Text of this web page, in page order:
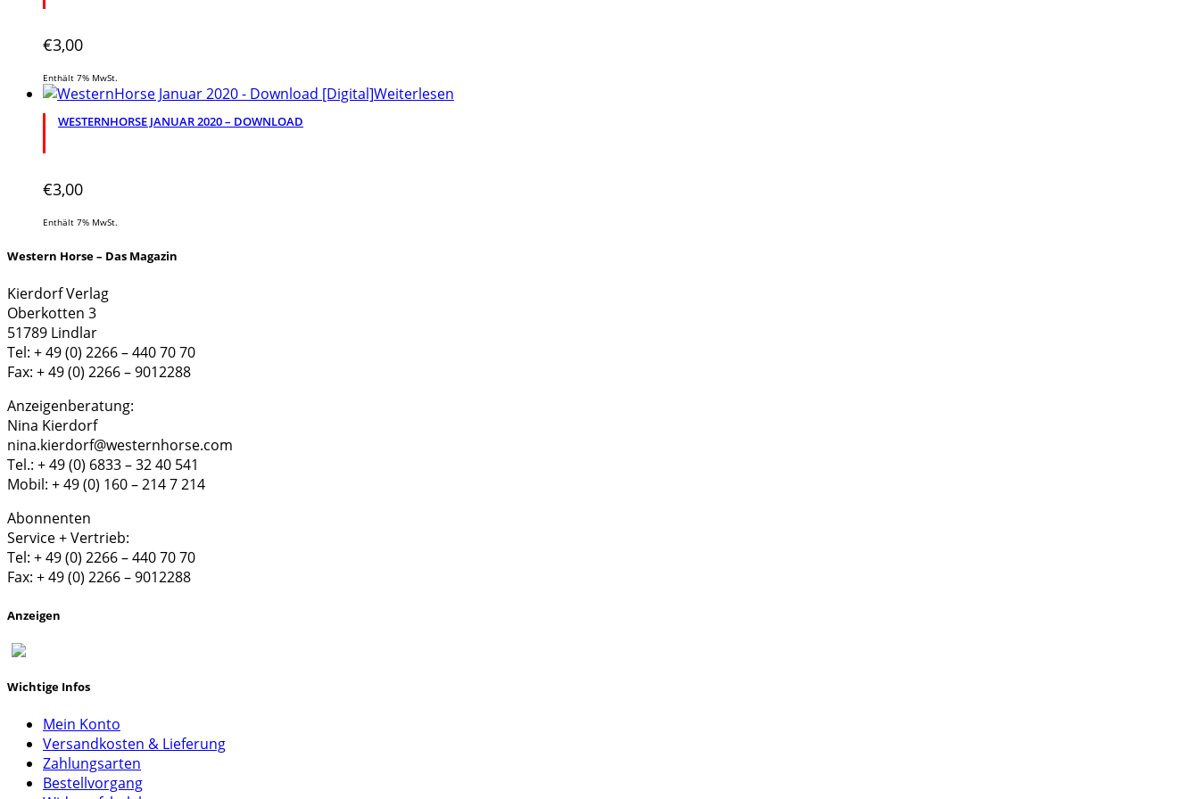
€3,00
Enthält 7% MwSt.
Weiterlesen
WESTERNHORSE JANUAR 2020 – DOWNLOAD
€3,00
Enthält 7% MwSt.
Western Horse – Das Magazin
Kierdorf Verlag
Oberkotten 3
51789 Lindlar
Tel: + 49 (0) 2266 – 440 70 70
Fax: + 49 (0) 2266 – 9012288
Anzeigenberatung:
Nina Kierdorf
nina.kierdorf@westernhorse.com
Tel.: + 49 (0) 6833 – 32 40 541
Mobil: + 49 (0) 160 – 214 7 214
Abonnenten
Service + Vertrieb:
Tel: + 49 (0) 2266 – 440 70 70
Fax: + 49 (0) 2266 – 9012288
Anzeigen
Wichtige Infos
Mein Konto
Versandkosten & Lieferung
Zahlungsarten
Bestellvorgang